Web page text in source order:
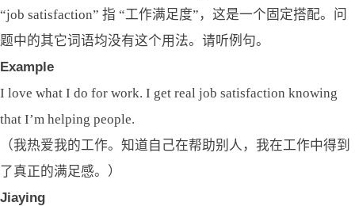
“job satisfaction” 指 “工作满足度”，这是一个固定搭配。问
题中的其它词语均没有这个用法。请听例句。
Example
I love what I do for work. I get real job satisfaction knowing
that I’m helping people.
（我热爱我的工作。知道自己在帮助别人，我在工作中得到
了真正的满足感。）
Jiaying